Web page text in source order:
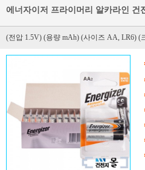
에너자이저 프라이머리 알카라인 건
(전압 1.5V) (용량 mAh) (사이즈 AA, LR6) (